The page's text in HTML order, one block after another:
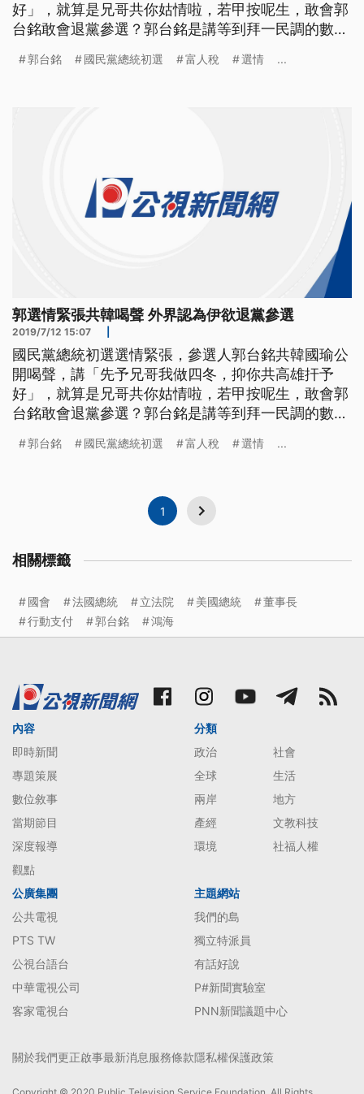
好」，就算是兄哥共你姑情啦，若甲按呢生，敢會郭
台銘敢會退黨參選？郭台銘是講等到拜一民調的數字
郭董的袂退黨啦，總是家己狗咬無癀，初選過，逐家
郭台銘 國民黨總統初選 富人稅 選情 ...
郭選情緊張共韓喝聲 外界認為伊欲退黨參選
2019/7/12 15:07
國民黨總統初選選情緊張，參選人郭台銘共韓國瑜公
開喝聲，講「先予兄哥我做四冬，抑你共高雄扞予
好」，就算是兄哥共你姑情啦，若甲按呢生，敢會郭
台銘敢會退黨參選？郭台銘是講等到拜一民調的數字
郭董的袂退黨啦，總是家己狗咬無癀，初選過，逐家
他選情告急，跟高雄市長韓國瑜拉
郭台銘 國民黨總統初選 富人稅 選情 ...
1
相關標籤
國會 法國總統 立法院 美國總統
董事長
行動支付
郭台銘 鴻海
內容
即時新聞
專題策展
數位敘事
當期節目
深度報導
觀點
分類
政治
社會
全球
生活
兩岸
地方
產經
文教科技
環境
社福人權
公廣集團
公共電視
PTS TW
公視台語台
中華電視公司
客家電視台
主題網站
我們的島
獨立特派員
有話好說
P#新聞實驗室
PNN新聞議題中心
關於我們更正啟事最新消息服務條款隱私權保護政策